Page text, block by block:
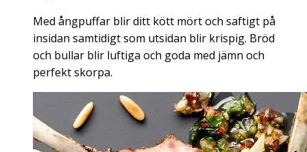
Med ångpuffar blir ditt kött mört och saftigt på
insidan samtidigt som utsidan blir krispig. Bröd
och bullar blir luftiga och goda med jämn och
perfekt skorpa.